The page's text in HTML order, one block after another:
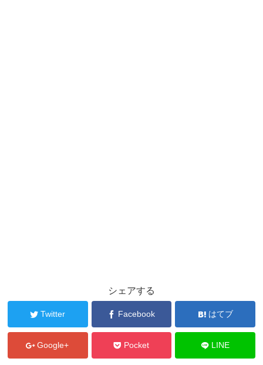
シェアする
Twitter Facebook はてブ
Google+ Pocket LINE